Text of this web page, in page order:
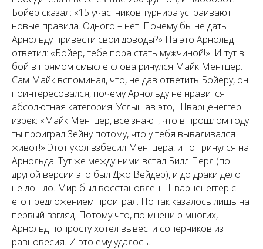
Бойер сказал: «15 участников турнира устраивают
новые правила. Одного – нет. Почему бы не дать
Арнольду привести свои доводы?» На это Арнольд
ответил: «Бойер, тебе пора стать мужчиной!». И тут в
бой в прямом смысле слова ринулся Майк Ментцер.
Сам Майк вспоминал, что, не дав ответить Бойеру, он
поинтересовался, почему Арнольду не нравится
абсолютная категория. Услышав это, Шварценеггер
изрек: «Майк Ментцер, все знают, что в прошлом году
ты проиграл Зейну потому, что у тебя вываливался
живот!» Этот укол взбесил Ментцера, и тот ринулся на
Арнольда. Тут же между ними встал Билл Перл (по
другой версии это был Джо Вейдер), и до драки дело
не дошло. Мир был восстановлен. Шварценеггер с
его предложением проиграл. Но так казалось лишь на
первый взгляд. Потому что, по мнению многих,
Арнольд попросту хотел вывести соперников из
равновесия. И это ему удалось.